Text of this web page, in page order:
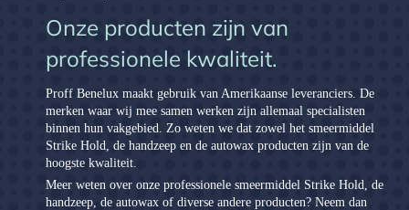
Kapotte koppakking
Onze producten zijn van
professionele kwaliteit.
Proff Benelux maakt gebruik van Amerikaanse leveranciers. De
merken waar wij mee samen werken zijn allemaal specialisten
binnen hun vakgebied. Zo weten we dat zowel het smeermiddel
Strike Hold, de handzeep en de autowax producten zijn van de
hoogste kwaliteit.
Meer weten over onze professionele smeermiddel Strike Hold, de
handzeep, de autowax of diverse andere producten? Neem dan